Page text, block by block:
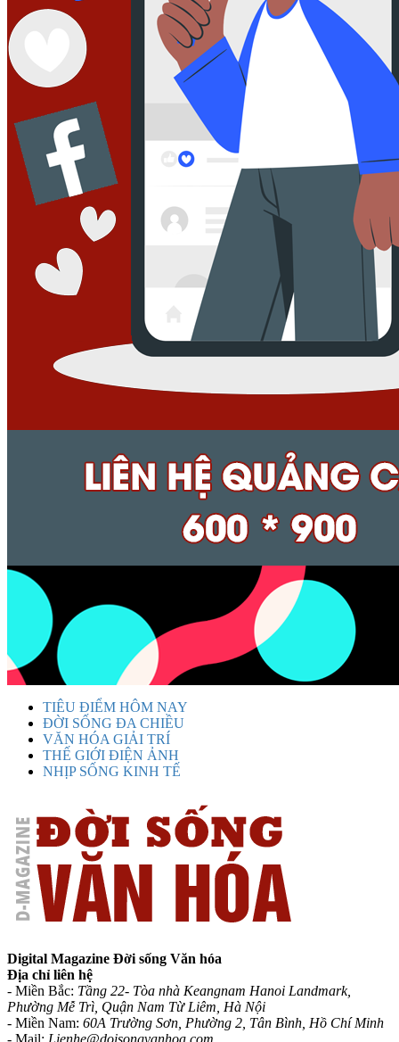
TIÊU ĐIỂM HÔM NAY
ĐỜI SỐNG ĐA CHIỀU
VĂN HÓA GIẢI TRÍ
THẾ GIỚI ĐIỆN ẢNH
NHỊP SỐNG KINH TẾ
Digital Magazine Đời sống Văn hóa
Địa chỉ liên hệ
- Miền Bắc: Tầng 22- Tòa nhà Keangnam Hanoi Landmark,
Phường Mễ Trì, Quận Nam Từ Liêm, Hà Nội
- Miền Nam: 60A Trường Sơn, Phường 2, Tân Bình, Hồ Chí Minh